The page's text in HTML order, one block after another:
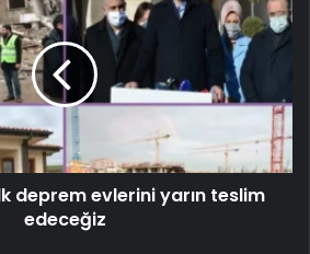
deprem evlerini yarın teslim
edeceğiz